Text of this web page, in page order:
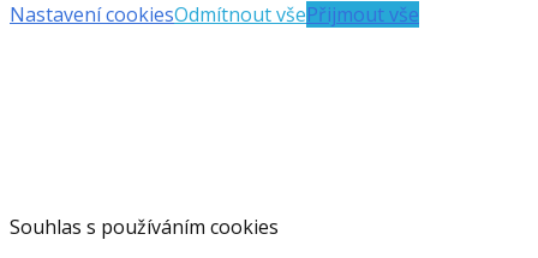
Nastavení cookiesOdmítnout všePřijmout vše
Souhlas s používáním cookies